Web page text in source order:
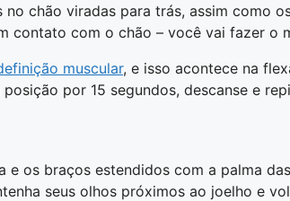
chão viradas para trás, assim
contato com o chão – você vai fazer o
muscular, e isso acontece na
por 15 segundos, descanse e
e os braços estendidos com a palma
seus olhos próximos ao joelho e